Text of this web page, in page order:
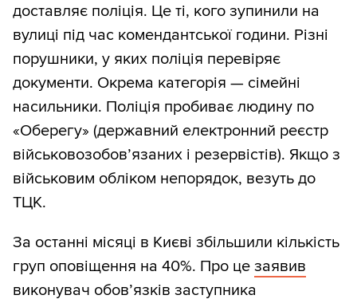
доставляє поліція. Це ті, кого зупинили на
вулиці під час комендантської години. Різні
порушники, у яких поліція перевіряє
документи. Окрема категорія — сімейні
насильники. Поліція пробиває людину по
«Оберегу» (державний електронний реєстр
військовозобов’язаних і резервістів). Якщо з
військовим обліком непорядок, везуть до
ТЦК.
За останні місяці в Києві збільшили кількість
груп оповіщення на 40%. Про це заявив
виконувач обов’язків заступника